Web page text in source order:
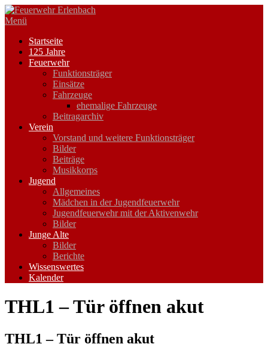
Zum
Inhalt
Menü
Startseite
125 Jahre
Feuerwehr
Funktionsträger
Einsätze
Fahrzeuge
ehemalige Fahrzeuge
Beitragarchiv
Verein
Vorstand und weitere Funktionsträger
Bilder
Beiträge
Musikkorps
Jugend
Allgemeines
Mädchen in der Jugendfeuerwehr
Jugendfeuerwehr mit der Aktivenwehr
Bilder
Junge Alte
Bilder
Berichte
Wissenswertes
Kalender
THL1 – Tür öffnen akut
THL1 – Tür öffnen akut